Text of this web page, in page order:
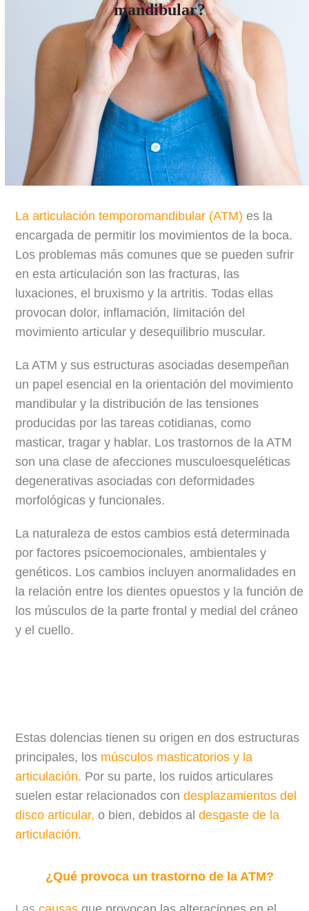
mandibular?
La articulación temporomandibular (ATM)es la
encargada de permitir los movimientos de la boca.
Los problemas más comunes que se pueden sufrir
en esta articulación son las fracturas, las
luxaciones, el bruxismo y la artritis. Todas ellas
provocan dolor, inflamación, limitación del
movimiento articular y desequilibrio muscular.
La ATM y sus estructuras asociadas desempeñan
un papel esencial en la orientación del movimiento
mandibular y la distribución de las tensiones
producidas por las tareas cotidianas, como
masticar, tragar y hablar. Los trastornos de la ATM
son una clase de afecciones musculoesqueléticas
degenerativas asociadas con deformidades
morfológicas y funcionales.
La naturaleza de estos cambios está determinada
por factores psicoemocionales, ambientales y
genéticos. Los cambios incluyen anormalidades en
la relación entre los dientes opuestos y la función de
los músculos de la parte frontal y medial del cráneo
y el cuello.
Estas dolencias tienen su origen en dos estructuras
principales, los músculos masticatorios y la
articulación. Por su parte, los ruidos articulares
suelen estar relacionados con desplazamientos del
disco articular, o bien, debidos al desgaste de la
articulación.
¿Qué provoca un trastorno de la ATM?